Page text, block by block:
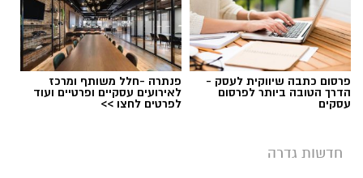
פרסום כתבה שיווקית לעסק -
הדרך הטובה ביותר לפרסום
עסקים
פנתרה -חלל משותף ומרכז
לאירועים עסקיים ופרטיים ועוד
לפרטים לחצו >>
חדשות גדרה